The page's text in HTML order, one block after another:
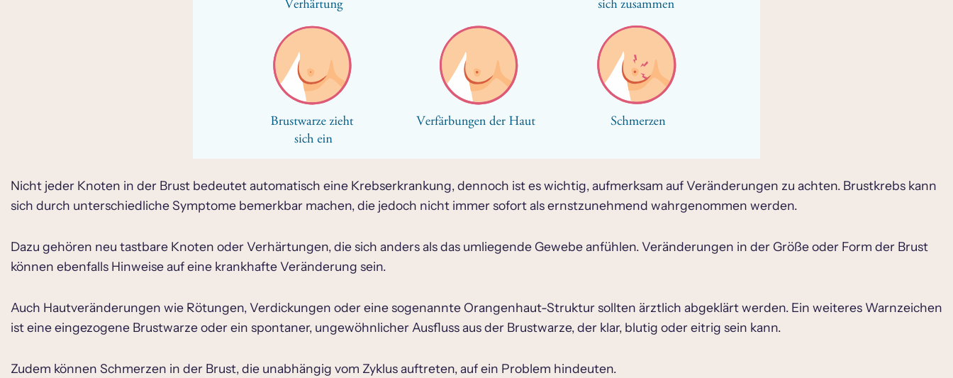
Nicht jeder Knoten in der Brust bedeutet automatisch eine Krebserkrankung, dennoch ist es wichtig, aufmerksam auf Veränderungen zu achten. Brustkrebs kann
sich durch unterschiedliche Symptome bemerkbar machen, die jedoch nicht immer sofort als ernstzunehmend wahrgenommen werden.
Dazu gehören neu tastbare Knoten oder Verhärtungen, die sich anders als das umliegende Gewebe anfühlen. Veränderungen in der Größe oder Form der Brust
können ebenfalls Hinweise auf eine krankhafte Veränderung sein.
Auch Hautveränderungen wie Rötungen, Verdickungen oder eine sogenannte Orangenhaut-Struktur sollten ärztlich abgeklärt werden. Ein weiteres Warnzeichen
ist eine eingezogene Brustwarze oder ein spontaner, ungewöhnlicher Ausfluss aus der Brustwarze, der klar, blutig oder eitrig sein kann.
Zudem können Schmerzen in der Brust, die unabhängig vom Zyklus auftreten, auf ein Problem hindeuten.